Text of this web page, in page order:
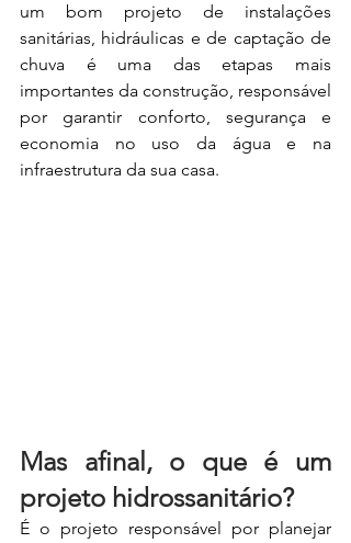
um bom projeto de instalações
sanitárias, hidráulicas e de captação de
chuva é uma das etapas mais
importantes da construção, responsável
por garantir conforto, segurança e
economia no uso da água e na
infraestrutura da sua casa.
Mas afinal, o que é um
projeto hidrossanitário?
É o projeto responsável por planejar